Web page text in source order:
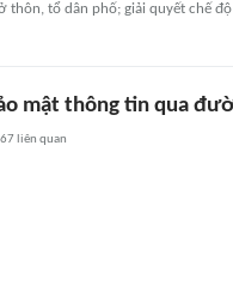
thôn, tổ dân phố; giải quyết chế
mật thông tin qua
liên quan